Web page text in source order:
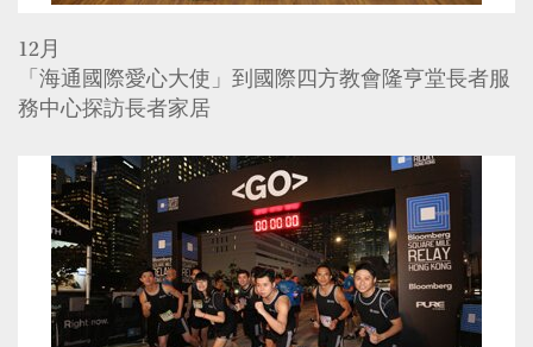
12月
「海通國際愛心大使」到國際四方教會隆亨堂長者服
務中心探訪長者家居